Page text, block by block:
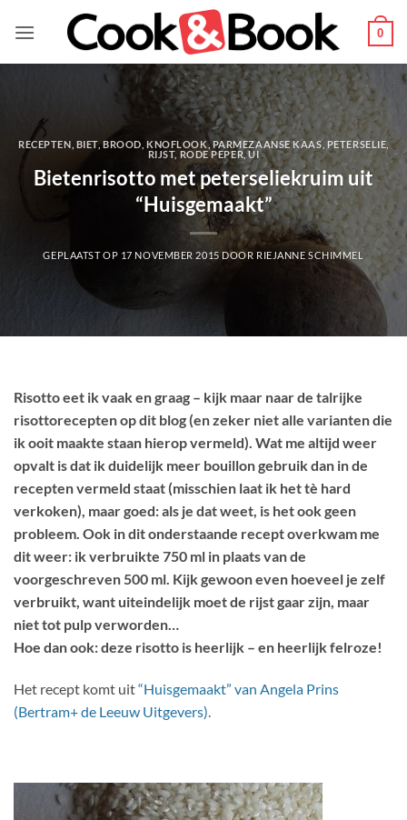
naar
0
RECEPTEN BIET,BROOD ,KNOFLOOK,PARMEZAANSE KAAS, PETERSELIE
RIJST, RODE PEPER ,UI
Bietenrisotto met peterseliekruim uit
“Huisgemaakt”
GEPLAATST OP 17 NOVEMBER 2015 DOOR RIEJANNE SCHIMMEL
Risotto eet ik vaak en graag – kijk maar naar de talrijke
risottorecepten op dit blog (en zeker niet alle varianten die
ik ooit maakte staan hierop vermeld). Wat me altijd weer
opvalt is dat ik duidelijk meer bouillon gebruik dan in de
recepten vermeld staat (misschien laat ik het tè hard
verkoken), maar goed: als je dat weet, is het ook geen
probleem. Ook in dit onderstaande recept overkwam me
dit weer: ik verbruikte 750 ml in plaats van de
voorgeschreven 500 ml. Kijk gewoon even hoeveel je zelf
verbruikt, want uiteindelijk moet de rijst gaar zijn, maar
niet tot pulp verworden…
Hoe dan ook: deze risotto is heerlijk – en heerlijk felroze!
Het recept komt uit“Huisgemaakt” van Angela Prins
(Bertram+ de Leeuw Uitgevers).